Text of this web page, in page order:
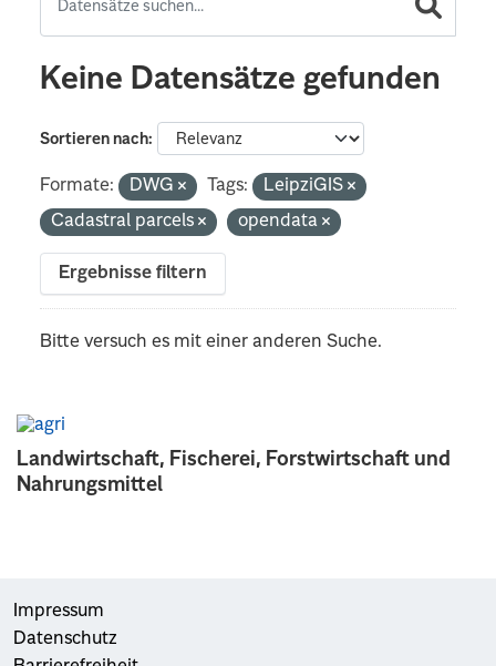
Landwirtschaft, Fischerei, Forstwirtschaft und
Nahrungsmittel
Keine Datensätze gefunden
Sortieren nach
Formate: DWG Tags:
LeipziGIS
Cadastral parcels
opendata
Ergebnisse filtern
Bitte versuch es mit einer anderen Suche.
Impressum
Datenschutz